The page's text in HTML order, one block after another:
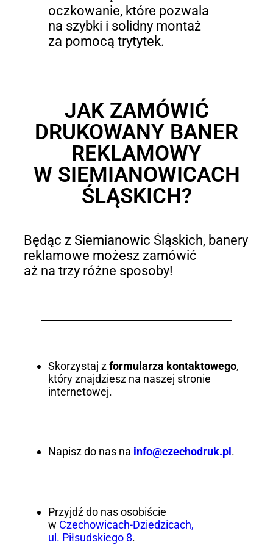
oczkowanie, które pozwala
na szybki i solidny montaż
za pomocą trytytek.
JAK ZAMÓWIĆ
DRUKOWANY BANER
REKLAMOWY
W SIEMIANOWICACH
ŚLĄSKICH?
Będąc z Siemianowic Śląskich, banery
reklamowe możesz zamówić
aż na trzy różne sposoby!
Skorzystaj zformularza kontaktowego,
który znajdziesz na naszej stronie
internetowej.
Napisz do nas na info@czechodruk.pl .
Przyjdź do nas osobiście
w Czechowicach-Dziedzicach,
ul. Piłsudskiego 8.